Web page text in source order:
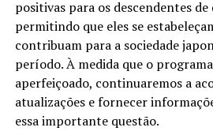
positivas para os descendentes
permitindo que eles se
contribuam para a sociedade
período. À medida que o
aperfeiçoado, continuaremos a
atualizações e fornecer
essa importante questão.